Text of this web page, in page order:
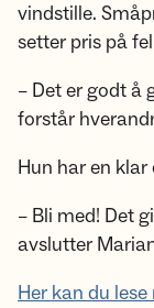
vindstille.
setter pris på
– Det er godt å
forstår
Hun har en
– Bli med! Det
avslutter
Her kan du